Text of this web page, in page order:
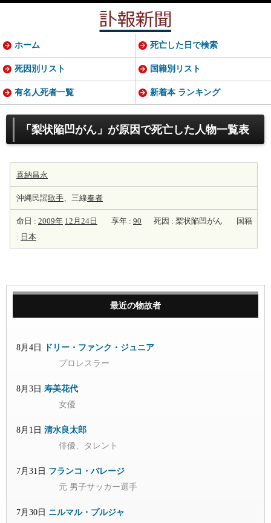
「梨状陥凹がん」が原因で死亡した人物一覧表
喜納昌永
沖縄民謡歌手、三線奏者
命日 : 2009年 12月24日 享年 : 90 死因 : 梨状陥凹がん
国籍
: 日本
ホーム 死亡した日で検索
死因別リスト 国籍別リスト
有名人死者一覧 新着本 ランキング
最近の物故者
8月4日
ドリー・ファンク・ジュニア
プロレスラー
8月3日 寿美花代
女優
8月1日 清水良太郎
俳優、タレント
7月31日 フランコ・バレージ
元 男子サッカー選手
7月30日 ニルマル・プルジャ